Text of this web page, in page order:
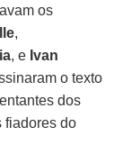
os
,
, e Ivan
o texto
dos
fiadores do